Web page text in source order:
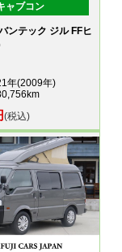
ャブコン
ンテック ジル FFヒ
年(2009年)
(税込)